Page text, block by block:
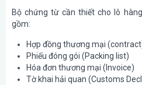
Bộ chứng từ cần thiết cho lô
gồm:
Hợp đồng thương mại
Phiếu đóng gói (Packing list)
Hóa đơn thương mại (Invoice)
Tờ khai hải quan (Customs